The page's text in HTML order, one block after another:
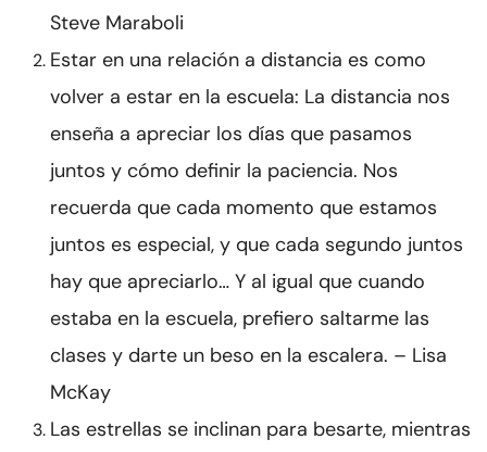
Steve Maraboli
Estar en una relación a distancia es como
volver a estar en la escuela: La distancia nos
enseña a apreciar los días que pasamos
juntos y cómo definir la paciencia. Nos
recuerda que cada momento que estamos
juntos es especial, y que cada segundo juntos
hay que apreciarlo… Y al igual que cuando
estaba en la escuela, prefiero saltarme las
clases y darte un beso en la escalera. – Lisa
McKay
Las estrellas se inclinan para besarte, mientras